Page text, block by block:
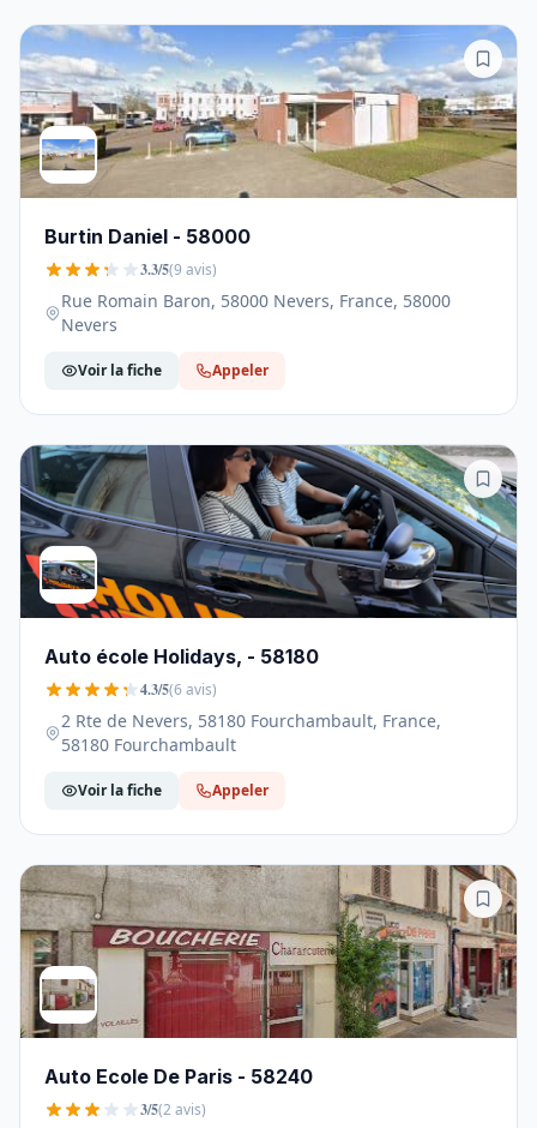
Burtin Daniel - 58000
3.3/5(9 avis)
Rue Romain Baron, 58000 Nevers, France, 58000
Nevers
Voir la fiche Appeler
Auto école Holidays, - 58180
4.3/5(6 avis)
2 Rte de Nevers, 58180 Fourchambault, France,
58180 Fourchambault
Voir la fiche Appeler
Auto Ecole De Paris - 58240
3/5(2 avis)